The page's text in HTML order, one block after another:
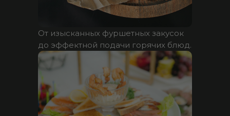
От изысканных фуршетных закусок
до эффектной подачи горячих блюд.